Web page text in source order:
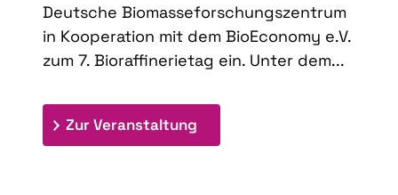
Deutsche Biomasseforschungszentrum
in Kooperation mit dem BioEconomy e.V.
zum 7. Bioraffinerietag ein. Unter dem...
Zur Veranstaltung